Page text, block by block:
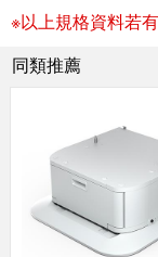
※以上規格資料若
同類推薦